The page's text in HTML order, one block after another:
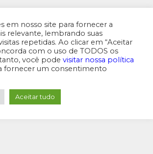
em nosso site para fornecer a
relevante, lembrando suas
repetidas. Ao clicar em “Aceitar
com o uso de TODOS os
você pode visitar nossa política
fornecer um consentimento
Aceitar tudo